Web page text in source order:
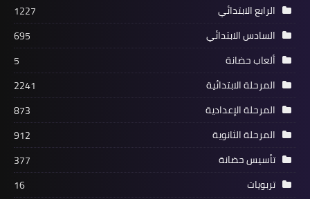
الرابع الابتدائي
1227
السادس الابتدائي
695
ألعاب حضانة
5
المرحلة الابتدائية
2241
المرحلة الإعدادية
873
المرحلة الثانوية
912
تأسيس حضانة
377
تربويات
16